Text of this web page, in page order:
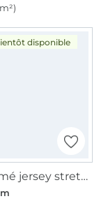
disponible
Tissu lamé jersey stretch peau de serpent, couleur or